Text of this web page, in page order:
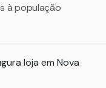
à população